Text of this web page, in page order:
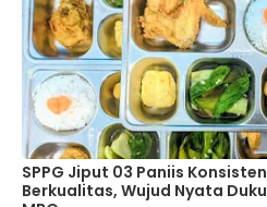
SPPG Jiput 03 Paniis
Berkualitas, Wujud Nyata